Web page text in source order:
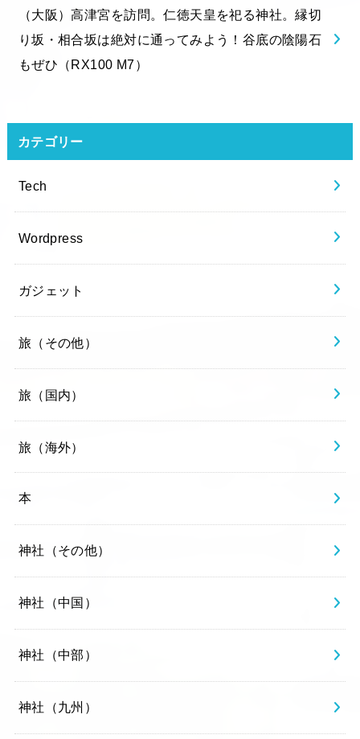
（大阪）高津宮を訪問。仁徳天皇を祀る神社。縁切
り坂・相合坂は絶対に通ってみよう！谷底の陰陽石
もぜひ（RX100 M7）
カテゴリー
Tech
Wordpress
ガジェット
旅（その他）
旅（国内）
旅（海外）
本
神社（その他）
神社（中国）
神社（中部）
神社（九州）